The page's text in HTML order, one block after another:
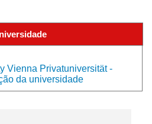
Vienna Privatuniversität -
da universidade